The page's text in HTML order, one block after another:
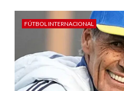
FÚTBOL INTERNACIONAL